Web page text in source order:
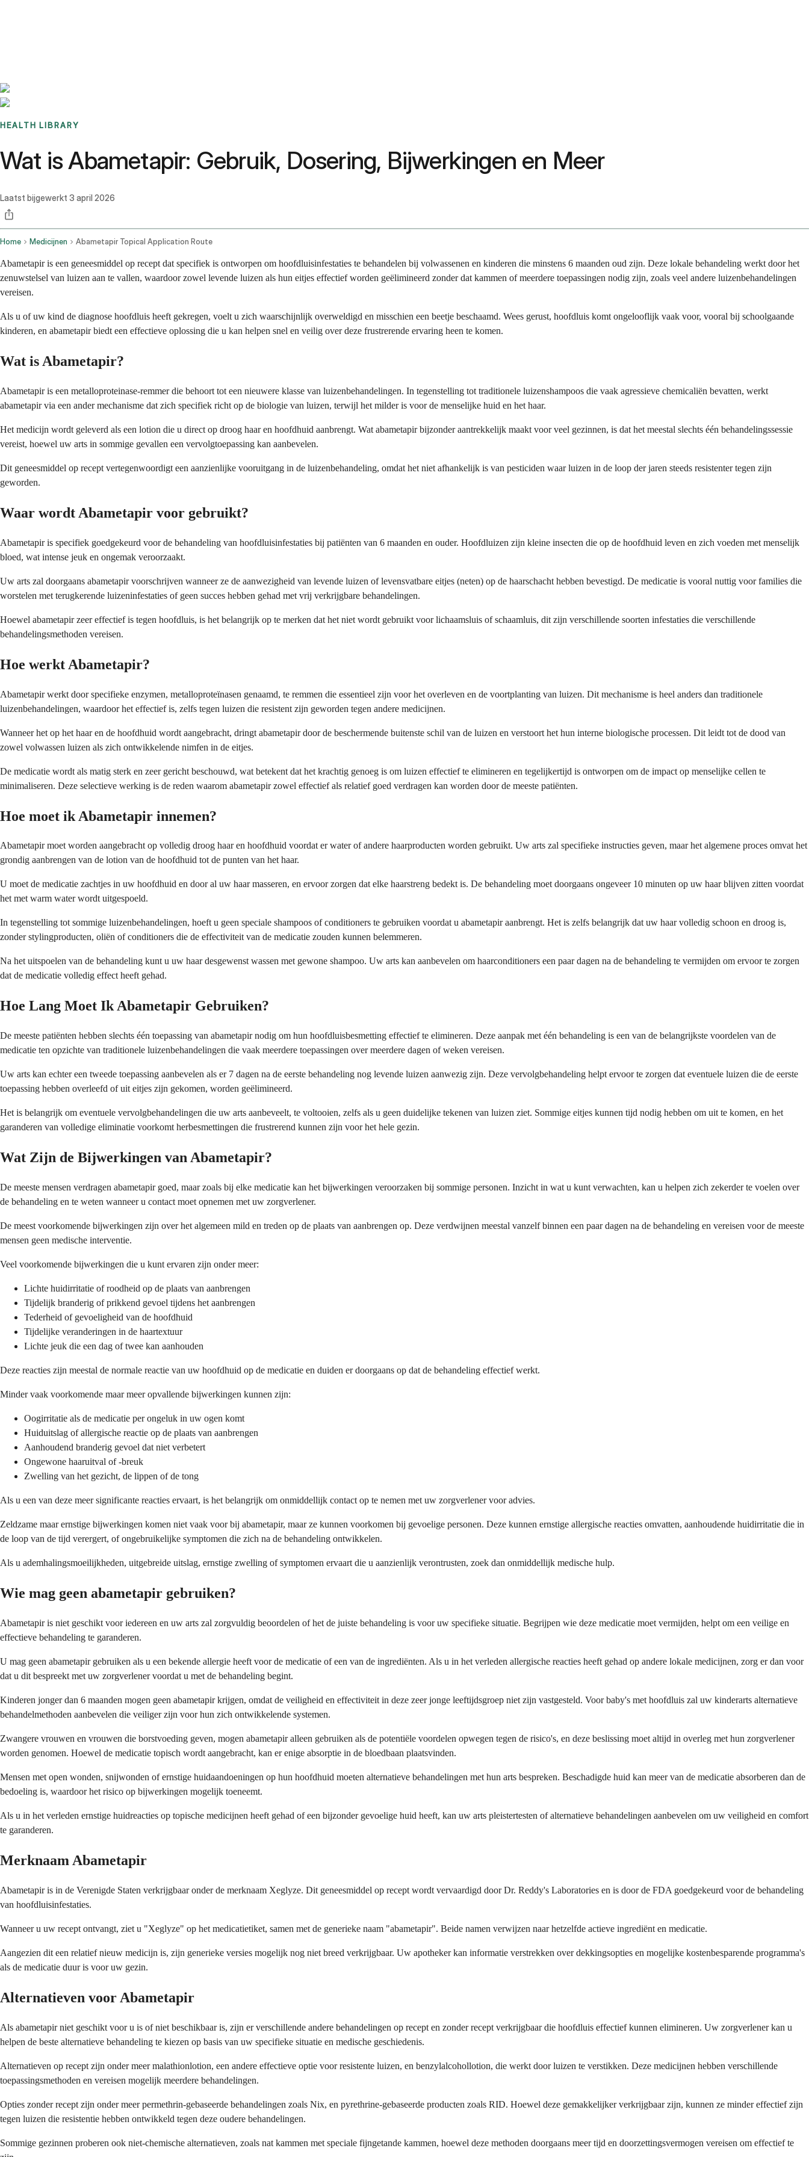
HEALTH LIBRARY
Wat is Abametapir: Gebruik, Dosering, Bijwerkingen en Meer
Laatst bijgewerkt 3 april 2026
Home Medicijnen Abametapir Topical Application Route
Abametapir is een geneesmiddel op recept dat specifiek is ontworpen om hoofdluisinfestaties te behandelen bij volwassenen en kinderen die minstens 6 maanden oud zijn. Deze lokale behandeling werkt door het
zenuwstelsel van luizen aan te vallen, waardoor zowel levende luizen als hun eitjes effectief worden geëlimineerd zonder dat kammen of meerdere toepassingen nodig zijn, zoals veel andere luizenbehandelingen
vereisen.
Als u of uw kind de diagnose hoofdluis heeft gekregen, voelt u zich waarschijnlijk overweldigd en misschien een beetje beschaamd. Wees gerust, hoofdluis komt ongelooflijk vaak voor, vooral bij schoolgaande
kinderen, en abametapir biedt een effectieve oplossing die u kan helpen snel en veilig over deze frustrerende ervaring heen te komen.
Wat is Abametapir?
Abametapir is een metalloproteinase-remmer die behoort tot een nieuwere klasse van luizenbehandelingen. In tegenstelling tot traditionele luizenshampoos die vaak agressieve chemicaliën bevatten, werkt
abametapir via een ander mechanisme dat zich specifiek richt op de biologie van luizen, terwijl het milder is voor de menselijke huid en het haar.
Het medicijn wordt geleverd als een lotion die u direct op droog haar en hoofdhuid aanbrengt. Wat abametapir bijzonder aantrekkelijk maakt voor veel gezinnen, is dat het meestal slechts één behandelingssessie
vereist, hoewel uw arts in sommige gevallen een vervolgtoepassing kan aanbevelen.
Dit geneesmiddel op recept vertegenwoordigt een aanzienlijke vooruitgang in de luizenbehandeling, omdat het niet afhankelijk is van pesticiden waar luizen in de loop der jaren steeds resistenter tegen zijn
geworden.
Waar wordt Abametapir voor gebruikt?
Abametapir is specifiek goedgekeurd voor de behandeling van hoofdluisinfestaties bij patiënten van 6 maanden en ouder. Hoofdluizen zijn kleine insecten die op de hoofdhuid leven en zich voeden met menselijk
bloed, wat intense jeuk en ongemak veroorzaakt.
Uw arts zal doorgaans abametapir voorschrijven wanneer ze de aanwezigheid van levende luizen of levensvatbare eitjes (neten) op de haarschacht hebben bevestigd. De medicatie is vooral nuttig voor families die
worstelen met terugkerende luizeninfestaties of geen succes hebben gehad met vrij verkrijgbare behandelingen.
Hoewel abametapir zeer effectief is tegen hoofdluis, is het belangrijk op te merken dat het niet wordt gebruikt voor lichaamsluis of schaamluis, dit zijn verschillende soorten infestaties die verschillende
behandelingsmethoden vereisen.
Hoe werkt Abametapir?
Abametapir werkt door specifieke enzymen, metalloproteïnasen genaamd, te remmen die essentieel zijn voor het overleven en de voortplanting van luizen. Dit mechanisme is heel anders dan traditionele
luizenbehandelingen, waardoor het effectief is, zelfs tegen luizen die resistent zijn geworden tegen andere medicijnen.
Wanneer het op het haar en de hoofdhuid wordt aangebracht, dringt abametapir door de beschermende buitenste schil van de luizen en verstoort het hun interne biologische processen. Dit leidt tot de dood van
zowel volwassen luizen als zich ontwikkelende nimfen in de eitjes.
De medicatie wordt als matig sterk en zeer gericht beschouwd, wat betekent dat het krachtig genoeg is om luizen effectief te elimineren en tegelijkertijd is ontworpen om de impact op menselijke cellen te
minimaliseren. Deze selectieve werking is de reden waarom abametapir zowel effectief als relatief goed verdragen kan worden door de meeste patiënten.
Hoe moet ik Abametapir innemen?
Abametapir moet worden aangebracht op volledig droog haar en hoofdhuid voordat er water of andere haarproducten worden gebruikt. Uw arts zal specifieke instructies geven, maar het algemene proces omvat het
grondig aanbrengen van de lotion van de hoofdhuid tot de punten van het haar.
U moet de medicatie zachtjes in uw hoofdhuid en door al uw haar masseren, en ervoor zorgen dat elke haarstreng bedekt is. De behandeling moet doorgaans ongeveer 10 minuten op uw haar blijven zitten voordat
het met warm water wordt uitgespoeld.
In tegenstelling tot sommige luizenbehandelingen, hoeft u geen speciale shampoos of conditioners te gebruiken voordat u abametapir aanbrengt. Het is zelfs belangrijk dat uw haar volledig schoon en droog is,
zonder stylingproducten, oliën of conditioners die de effectiviteit van de medicatie zouden kunnen belemmeren.
Na het uitspoelen van de behandeling kunt u uw haar desgewenst wassen met gewone shampoo. Uw arts kan aanbevelen om haarconditioners een paar dagen na de behandeling te vermijden om ervoor te zorgen
dat de medicatie volledig effect heeft gehad.
Hoe Lang Moet Ik Abametapir Gebruiken?
De meeste patiënten hebben slechts één toepassing van abametapir nodig om hun hoofdluisbesmetting effectief te elimineren. Deze aanpak met één behandeling is een van de belangrijkste voordelen van de
medicatie ten opzichte van traditionele luizenbehandelingen die vaak meerdere toepassingen over meerdere dagen of weken vereisen.
Uw arts kan echter een tweede toepassing aanbevelen als er 7 dagen na de eerste behandeling nog levende luizen aanwezig zijn. Deze vervolgbehandeling helpt ervoor te zorgen dat eventuele luizen die de eerste
toepassing hebben overleefd of uit eitjes zijn gekomen, worden geëlimineerd.
Het is belangrijk om eventuele vervolgbehandelingen die uw arts aanbeveelt, te voltooien, zelfs als u geen duidelijke tekenen van luizen ziet. Sommige eitjes kunnen tijd nodig hebben om uit te komen, en het
garanderen van volledige eliminatie voorkomt herbesmettingen die frustrerend kunnen zijn voor het hele gezin.
Wat Zijn de Bijwerkingen van Abametapir?
De meeste mensen verdragen abametapir goed, maar zoals bij elke medicatie kan het bijwerkingen veroorzaken bij sommige personen. Inzicht in wat u kunt verwachten, kan u helpen zich zekerder te voelen over
de behandeling en te weten wanneer u contact moet opnemen met uw zorgverlener.
De meest voorkomende bijwerkingen zijn over het algemeen mild en treden op de plaats van aanbrengen op. Deze verdwijnen meestal vanzelf binnen een paar dagen na de behandeling en vereisen voor de meeste
mensen geen medische interventie.
Veel voorkomende bijwerkingen die u kunt ervaren zijn onder meer:
Lichte huidirritatie of roodheid op de plaats van aanbrengen
Tijdelijk branderig of prikkend gevoel tijdens het aanbrengen
Tederheid of gevoeligheid van de hoofdhuid
Tijdelijke veranderingen in de haartextuur
Lichte jeuk die een dag of twee kan aanhouden
Deze reacties zijn meestal de normale reactie van uw hoofdhuid op de medicatie en duiden er doorgaans op dat de behandeling effectief werkt.
Minder vaak voorkomende maar meer opvallende bijwerkingen kunnen zijn:
Oogirritatie als de medicatie per ongeluk in uw ogen komt
Huiduitslag of allergische reactie op de plaats van aanbrengen
Aanhoudend branderig gevoel dat niet verbetert
Ongewone haaruitval of -breuk
Zwelling van het gezicht, de lippen of de tong
Als u een van deze meer significante reacties ervaart, is het belangrijk om onmiddellijk contact op te nemen met uw zorgverlener voor advies.
Zeldzame maar ernstige bijwerkingen komen niet vaak voor bij abametapir, maar ze kunnen voorkomen bij gevoelige personen. Deze kunnen ernstige allergische reacties omvatten, aanhoudende huidirritatie die in
de loop van de tijd verergert, of ongebruikelijke symptomen die zich na de behandeling ontwikkelen.
Als u ademhalingsmoeilijkheden, uitgebreide uitslag, ernstige zwelling of symptomen ervaart die u aanzienlijk verontrusten, zoek dan onmiddellijk medische hulp.
Wie mag geen abametapir gebruiken?
Abametapir is niet geschikt voor iedereen en uw arts zal zorgvuldig beoordelen of het de juiste behandeling is voor uw specifieke situatie. Begrijpen wie deze medicatie moet vermijden, helpt om een veilige en
effectieve behandeling te garanderen.
U mag geen abametapir gebruiken als u een bekende allergie heeft voor de medicatie of een van de ingrediënten. Als u in het verleden allergische reacties heeft gehad op andere lokale medicijnen, zorg er dan voor
dat u dit bespreekt met uw zorgverlener voordat u met de behandeling begint.
Kinderen jonger dan 6 maanden mogen geen abametapir krijgen, omdat de veiligheid en effectiviteit in deze zeer jonge leeftijdsgroep niet zijn vastgesteld. Voor baby's met hoofdluis zal uw kinderarts alternatieve
behandelmethoden aanbevelen die veiliger zijn voor hun zich ontwikkelende systemen.
Zwangere vrouwen en vrouwen die borstvoeding geven, mogen abametapir alleen gebruiken als de potentiële voordelen opwegen tegen de risico's, en deze beslissing moet altijd in overleg met hun zorgverlener
worden genomen. Hoewel de medicatie topisch wordt aangebracht, kan er enige absorptie in de bloedbaan plaatsvinden.
Mensen met open wonden, snijwonden of ernstige huidaandoeningen op hun hoofdhuid moeten alternatieve behandelingen met hun arts bespreken. Beschadigde huid kan meer van de medicatie absorberen dan de
bedoeling is, waardoor het risico op bijwerkingen mogelijk toeneemt.
Als u in het verleden ernstige huidreacties op topische medicijnen heeft gehad of een bijzonder gevoelige huid heeft, kan uw arts pleistertesten of alternatieve behandelingen aanbevelen om uw veiligheid en comfort
te garanderen.
Merknaam Abametapir
Abametapir is in de Verenigde Staten verkrijgbaar onder de merknaam Xeglyze. Dit geneesmiddel op recept wordt vervaardigd door Dr. Reddy's Laboratories en is door de FDA goedgekeurd voor de behandeling
van hoofdluisinfestaties.
Wanneer u uw recept ontvangt, ziet u "Xeglyze" op het medicatietiket, samen met de generieke naam "abametapir". Beide namen verwijzen naar hetzelfde actieve ingrediënt en medicatie.
Aangezien dit een relatief nieuw medicijn is, zijn generieke versies mogelijk nog niet breed verkrijgbaar. Uw apotheker kan informatie verstrekken over dekkingsopties en mogelijke kostenbesparende programma's
als de medicatie duur is voor uw gezin.
Alternatieven voor Abametapir
Als abametapir niet geschikt voor u is of niet beschikbaar is, zijn er verschillende andere behandelingen op recept en zonder recept verkrijgbaar die hoofdluis effectief kunnen elimineren. Uw zorgverlener kan u
helpen de beste alternatieve behandeling te kiezen op basis van uw specifieke situatie en medische geschiedenis.
Alternatieven op recept zijn onder meer malathionlotion, een andere effectieve optie voor resistente luizen, en benzylalcohollotion, die werkt door luizen te verstikken. Deze medicijnen hebben verschillende
toepassingsmethoden en vereisen mogelijk meerdere behandelingen.
Opties zonder recept zijn onder meer permethrin-gebaseerde behandelingen zoals Nix, en pyrethrine-gebaseerde producten zoals RID. Hoewel deze gemakkelijker verkrijgbaar zijn, kunnen ze minder effectief zijn
tegen luizen die resistentie hebben ontwikkeld tegen deze oudere behandelingen.
Sommige gezinnen proberen ook niet-chemische alternatieven, zoals nat kammen met speciale fijngetande kammen, hoewel deze methoden doorgaans meer tijd en doorzettingsvermogen vereisen om effectief te